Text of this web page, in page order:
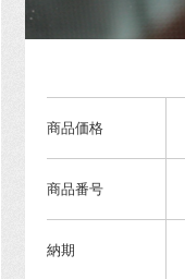
商品価格
商品番号
納期